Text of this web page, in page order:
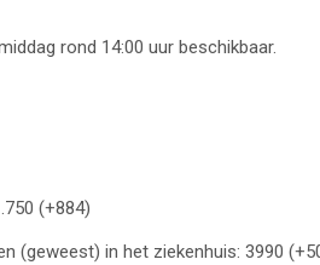
rond 14:00 uur beschikbaar.
(+884)
(geweest) in het ziekenhuis: 3990